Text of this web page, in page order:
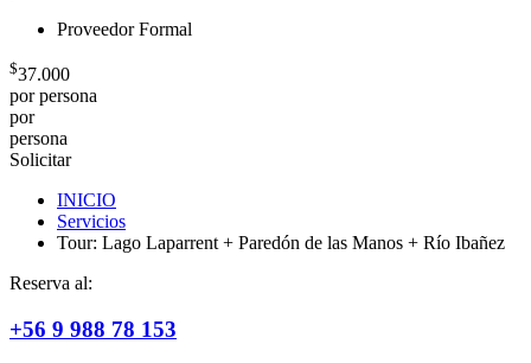
Proveedor Formal
$37.000
por persona
por
persona
Solicitar
INICIO
Servicios
Tour: Lago Laparrent + Paredón de las Manos + Río Ibañez
Reserva al:
+56 9 988 78 153